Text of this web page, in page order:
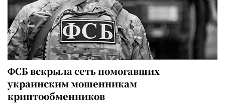
ФСБ вскрыла сеть помогавших
украинским мошенникам
криптообменников